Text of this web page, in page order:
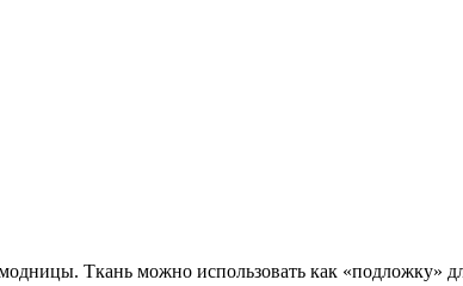
Ткань можно использовать как «подложку»